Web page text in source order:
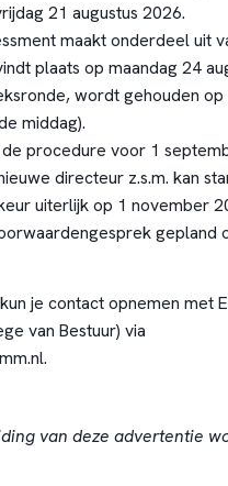
21 augustus 2026.
maakt onderdeel uit
plaats op maandag 24
wordt gehouden
middag).
de procedure voor 1
directeur z.s.m. kan
uiterlijk op 1 november
gepland
je contact opnemen met
van Bestuur) via
.
van deze advertentie